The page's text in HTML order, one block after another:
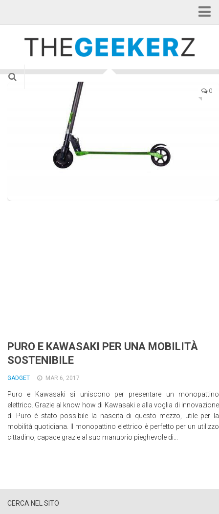
Applicazioni
Internet of Things
Smartphone
0
PURO E KAWASAKI PER UNA MOBILITÀ
SOSTENIBILE
GADGET MAR 6, 2017
Puro e Kawasaki si uniscono per presentare un monopattino
elettrico. Grazie al know how di Kawasaki e alla voglia di innovazione
di Puro è stato possibile la nascita di questo mezzo, utile per la
mobilità quotidiana. Il monopattino elettrico è perfetto per un utilizzo
cittadino, capace grazie al suo manubrio pieghevole di...
CERCA NEL SITO